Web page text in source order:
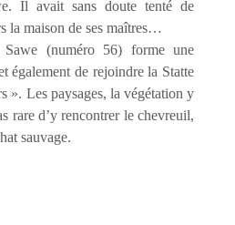
Il avait sans doute tenté de
la maison de ses maîtres…
(numéro 56) forme une
également de rejoindre la Statte
». Les paysages, la végétation y
rare d’y rencontrer le chevreuil,
sauvage.